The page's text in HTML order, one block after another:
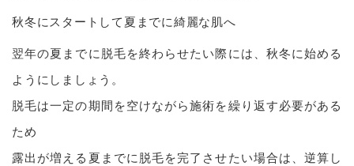
秋冬にスタートして夏までに綺麗な肌へ
翌年の夏までに脱毛を終わらせたい際には、秋冬に始める
ようにしましょう。
脱毛は一定の期間を空けながら施術を繰り返す必要がある
ため
露出が増える夏までに脱毛を完了させたい場合は、逆算し